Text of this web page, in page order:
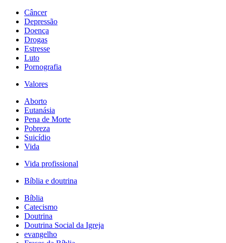
Câncer
Depressão
Doença
Drogas
Estresse
Luto
Pornografia
Valores
Aborto
Eutanásia
Pena de Morte
Pobreza
Suicídio
Vida
Vida profissional
Bíblia e doutrina
Bíblia
Catecismo
Doutrina
Doutrina Social da Igreja
evangelho